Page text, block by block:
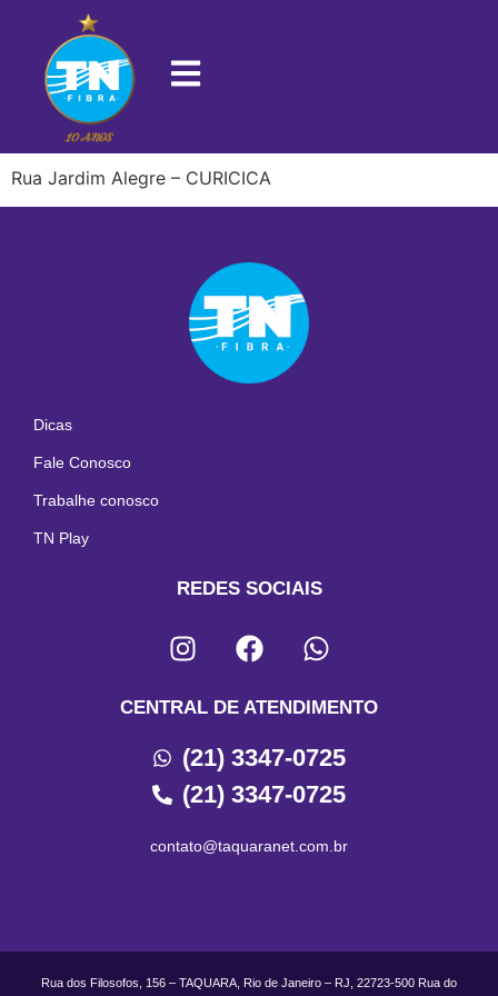
22710-250
Rua Jardim Alegre – CURICICA
Dicas
Fale Conosco
Trabalhe conosco
TN Play
REDES SOCIAIS
CENTRAL DE ATENDIMENTO
(21) 3347-0725
(21) 3347-0725
contato@taquaranet.com.br
Rua dos Filosofos, 156 – TAQUARA, Rio de Janeiro – RJ, 22723-500 Rua do